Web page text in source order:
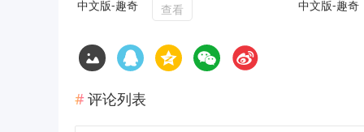
查看
评论列表